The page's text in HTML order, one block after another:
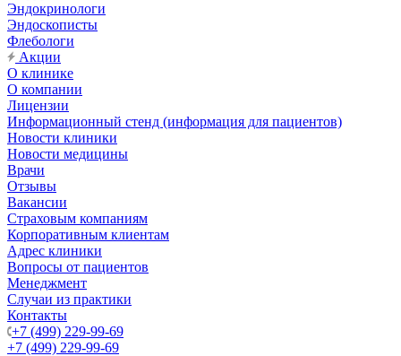
Эндокринологи
Эндоскописты
Флебологи
Акции
О клинике
О компании
Лицензии
Информационный стенд (информация для пациентов)
Новости клиники
Новости медицины
Врачи
Отзывы
Вакансии
Страховым компаниям
Корпоративным клиентам
Адрес клиники
Вопросы от пациентов
Менеджмент
Случаи из практики
Контакты
+7 (499) 229-99-69
+7 (499) 229-99-69